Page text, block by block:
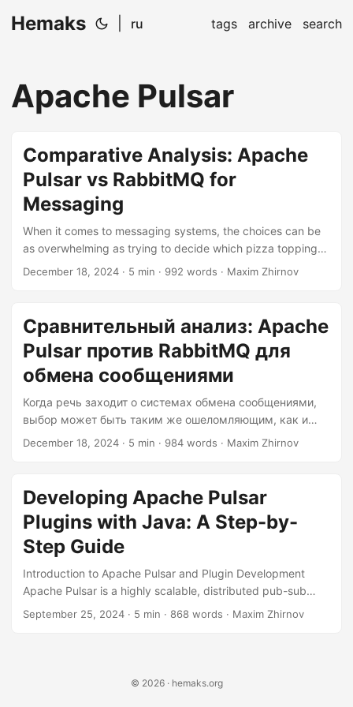
Hemaks ru tags archive search
Apache Pulsar
Comparative Analysis: Apache
Pulsar vs RabbitMQ for
Messaging
When it comes to messaging systems, the choices can be
as overwhelming as trying to decide which pizza topping
to go for – both are crucial, and the wrong choice can lead
Pulsar and RabbitMQ. Each has its own strengths and
weaknesses, and understanding these is key to making the
right choice for your project....
December 18, 2024 · 5 min · 992 words · Maxim Zhirnov
Сравнительный анализ: Apache
Pulsar против RabbitMQ для
обмена сообщениями
Когда речь заходит о системах обмена сообщениями,
выбор может быть таким же ошеломляющим, как и
попытка решить, какую начинку для пиццы выбрать —
(или в данном случае технической) катастрофе. В
области обмена сообщениями есть два популярных
претендента: Apache Pulsar и RabbitMQ. У каждого из
них есть свои сильные и слабые стороны, и понимание
этих особенностей является ключом к правильному
выбору для вашего проекта....
December 18, 2024 · 5 min · 984 words · Maxim Zhirnov
Developing Apache Pulsar
Plugins with Java: A Step-by-
Step Guide
Introduction to Apache Pulsar and Plugin Development
Apache Pulsar is a highly scalable, distributed pub-sub
messaging system that has gained significant traction in
customize and enhance its functionality. In this article, we
September 25, 2024 · 5 min · 868 words · Maxim Zhirnov
© 2026 · hemaks.org